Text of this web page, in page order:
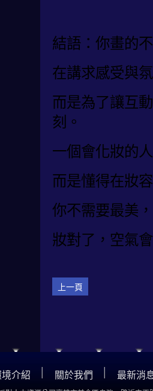
結語：你畫的
在講求感受與
而是為了讓互
刻。
一個會化妝的
而是懂得在妝
你不需要最美
妝對了，空氣
上一頁
介紹 關於我們 最新消